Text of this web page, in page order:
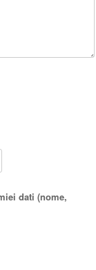
dati (nome,